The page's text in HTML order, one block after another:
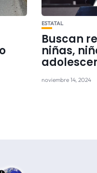
ESTATAL
Buscan
niñas,
noviembre 14, 2024